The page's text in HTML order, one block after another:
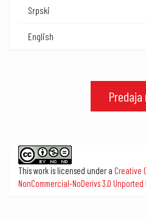
Srpski
English
Predaja
This work is licensed under a Creative
NonCommercial-NoDerivs 3.0